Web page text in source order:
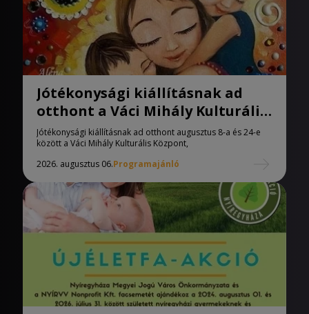
Jótékonysági kiállításnak ad
otthont a Váci Mihály Kulturális
Központ
Jótékonysági kiállításnak ad otthont augusztus 8-a és 24-e
között a Váci Mihály Kulturális Központ,
2026. augusztus 06.Programajánló